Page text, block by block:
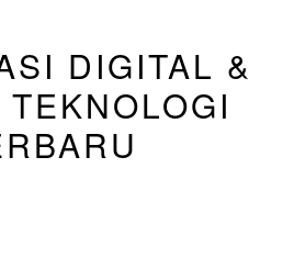
DIGITAL &